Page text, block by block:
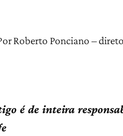
Roberto Ponciano –
é de inteira